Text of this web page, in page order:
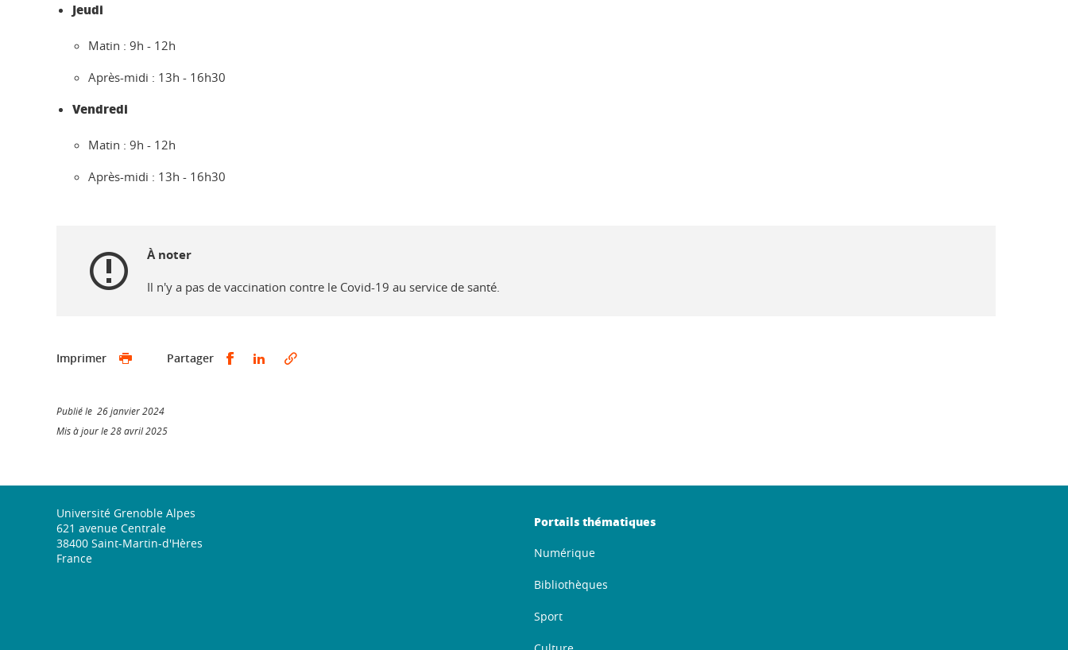
Jeudi
Matin : 9h - 12h
Après-midi : 13h - 16h30
Vendredi
Matin : 9h - 12h
Après-midi : 13h - 16h30
À noter
Il n'y a pas de vaccination contre le Covid-19 au service de santé.
Imprimer Partager Partager sur Facebook
Partager sur LinkedIn
Publié le 26 janvier 2024
Mis à jour le 28 avril 2025
Université Grenoble Alpes
621 avenue Centrale
38400 Saint-Martin-d'Hères
France
Portails thématiques
Numérique
Bibliothèques
Sport